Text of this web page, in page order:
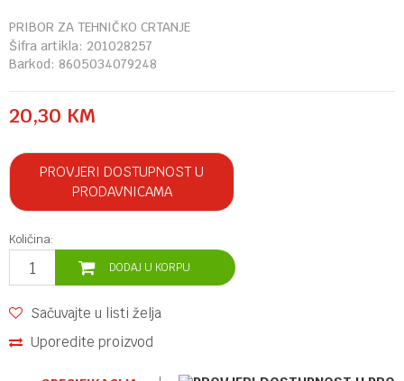
PRIBOR ZA TEHNIČKO CRTANJE
Šifra artikla: 201028257
Barkod: 8605034079248
20,30 KM
PROVJERI DOSTUPNOST U
PRODAVNICAMA
Količina:
DODAJ U KORPU
Sačuvajte u listi želja
Uporedite proizvod